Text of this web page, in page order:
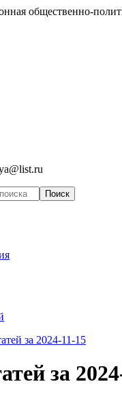
общественно-
за 2024-11-15
за